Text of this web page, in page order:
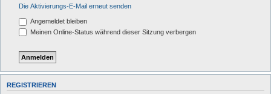
Die Aktivierungs-E-Mail erneut senden
Angemeldet bleiben
Meinen Online-Status während dieser Sitzung verbergen
REGISTRIEREN